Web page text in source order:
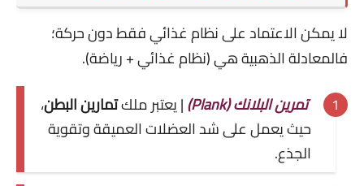
لا يمكن الاعتماد على نظام غذائي فقط دون حركة؛
فالمعادلة الذهبية هي (نظام غذائي + رياضة).
تمرين البلانك (Plank)
| يعتبر ملكتمارين البطن،
حيث يعمل على شد العضلات العميقة وتقوية
الجذع.